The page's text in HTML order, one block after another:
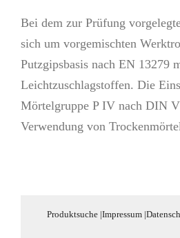
Bei dem zur Prüfung
sich um vorgemischten
Putzgipsbasis nach EN 13279
Leichtzuschlagstoffen. Die
Mörtelgruppe P IV nach DIN
Verwendung von
Produktsuche |Impressum |